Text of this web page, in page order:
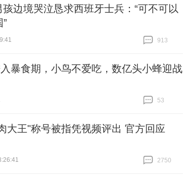
边境哭泣恳求西班牙士兵：“可不可以
913
暴食期，小鸟不爱吃，数亿头小蜂迎战
53
大王"称号被指凭视频评出 官方回应
2750